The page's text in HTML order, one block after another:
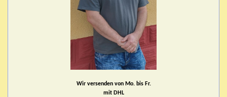
Wir versenden von Mo. bis Fr.
mit DHL